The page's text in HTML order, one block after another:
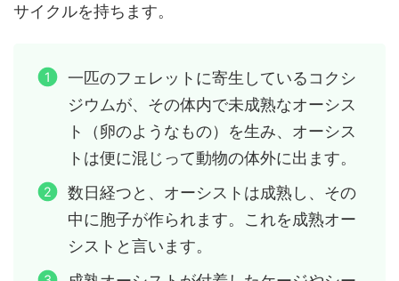
サイクルを持ちます。
一匹のフェレットに寄生しているコクシ
ジウムが、その体内で未成熟なオーシス
ト（卵のようなもの）を生み、オーシス
トは便に混じって動物の体外に出ます。
数日経つと、オーシストは成熟し、その
中に胞子が作られます。これを成熟オー
シストと言います。